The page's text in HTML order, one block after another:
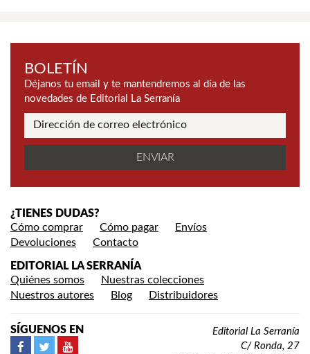
BOLETÍN
Déjanos tu email y te mantendremos al día de las
novedades de Editorial La Serranía
¿TIENES DUDAS?
Cómo comprar
Cómo pagar
Envíos
Devoluciones
Contacto
EDITORIAL LA SERRANÍA
Quiénes somos
Nuestras colecciones
Nuestros autores
Blog Distribuidores
SÍGUENOS EN
Editorial La Serranía
C/ Ronda, 27